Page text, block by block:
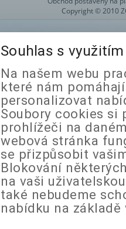
Copyright © 2010
Souhlas s
Na našem webu
které nám
personalizovat
Soubory cookies si
prohlížeči na
webová stránka
se přizpůsobit
Blokování
na vaši
také nebudeme
nabídku na